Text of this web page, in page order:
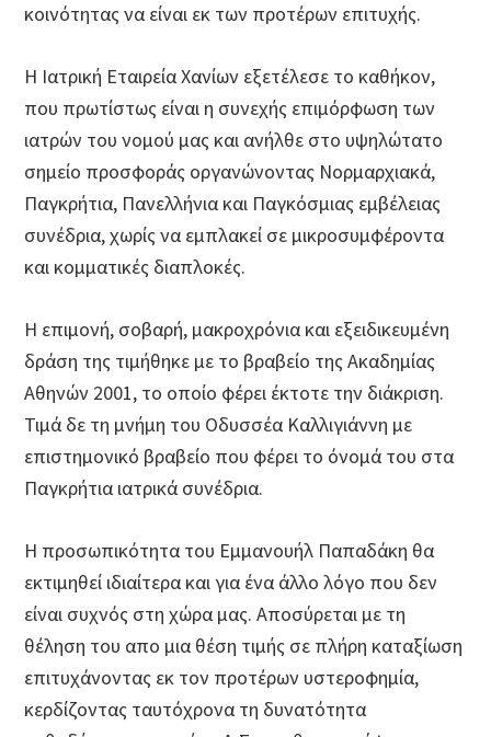
κοινότητας να είναι εκ των προτέρων επιτυχής.
Η Ιατρική Εταιρεία Χανίων εξετέλεσε το καθήκον,
που πρωτίστως είναι η συνεχής επιμόρφωση των
ιατρών του νομού μας και ανήλθε στο υψηλώτατο
σημείο προσφοράς οργανώνοντας Νορμαρχιακά,
Παγκρήτια, Πανελλήνια και Παγκόσμιας εμβέλειας
συνέδρια, χωρίς να εμπλακεί σε μικροσυμφέροντα
και κομματικές διαπλοκές.
Η επιμονή, σοβαρή, μακροχρόνια και εξειδικευμένη
δράση της τιμήθηκε με το βραβείο της Ακαδημίας
Αθηνών 2001, το οποίο φέρει έκτοτε την διάκριση.
Τιμά δε τη μνήμη του Οδυσσέα Καλλιγιάννη με
επιστημονικό βραβείο που φέρει το όνομά του στα
Παγκρήτια ιατρικά συνέδρια.
Η προσωπικότητα του Εμμανουήλ Παπαδάκη θα
εκτιμηθεί ιδιαίτερα και για ένα άλλο λόγο που δεν
είναι συχνός στη χώρα μας. Αποσύρεται με τη
θέληση του απο μια θέση τιμής σε πλήρη καταξίωση
επιτυχάνοντας εκ τον προτέρων υστεροφημία,
κερδίζοντας ταυτόχρονα τη δυνατότητα